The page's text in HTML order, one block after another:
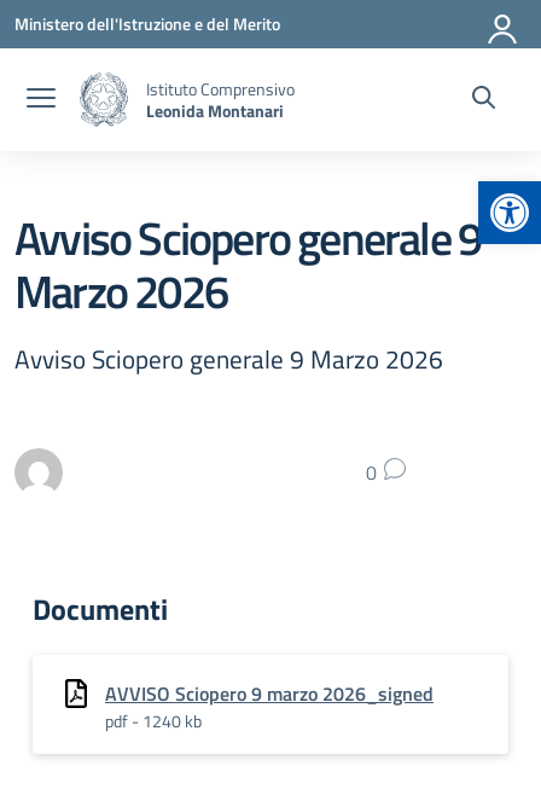
Vai ai contenuti
Vai al menu di navigazione
Vai al footer
Ministero dell'Istruzione e del Merito
Istituto Comprensivo
Leonida Montanari
Avviso Sciopero generale 9
Marzo 2026
Avviso Sciopero generale 9 Marzo 2026
0
Documenti
AVVISO Sciopero 9 marzo 2026_signed
pdf - 1240 kb